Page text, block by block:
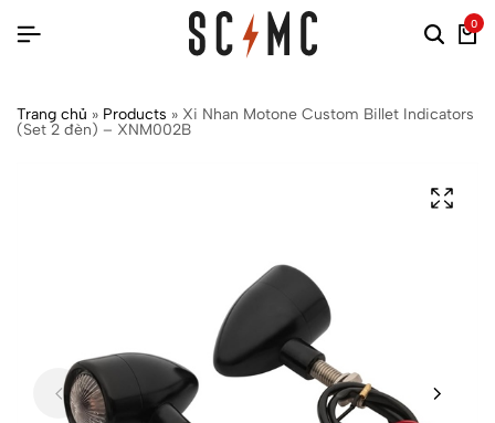
0
Trang chủ » Products » Xi Nhan Motone Custom Billet Indicators
(Set 2 đèn) – XNM002B